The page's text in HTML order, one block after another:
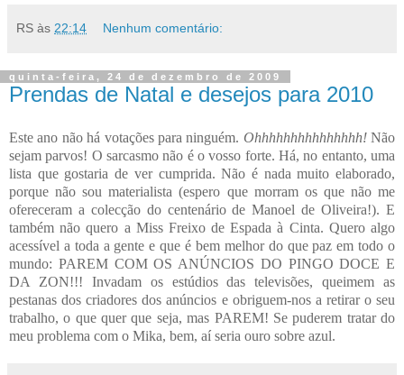
RS às 22:14 Nenhum comentário:
quinta-feira, 24 de dezembro de 2009
Prendas de Natal e desejos para 2010
Este ano não há votações para ninguém. Ohhhhhhhhhhhhhhh!Não
sejam parvos! O sarcasmo não é o vosso forte. Há, no entanto, uma
lista que gostaria de ver cumprida. Não é nada muito elaborado,
porque não sou materialista (espero que morram os que não me
ofereceram a colecção do centenário de Manoel de Oliveira!). E
também não quero a Miss Freixo de Espada à Cinta. Quero algo
acessível a toda a gente e que é bem melhor do que paz em todo o
mundo: PAREM COM OS ANÚNCIOS DO PINGO DOCE E
DA ZON!!! Invadam os estúdios das televisões, queimem as
pestanas dos criadores dos anúncios e obriguem-nos a retirar o seu
trabalho, o que quer que seja, mas PAREM! Se puderem tratar do
meu problema com o Mika, bem, aí seria ouro sobre azul.